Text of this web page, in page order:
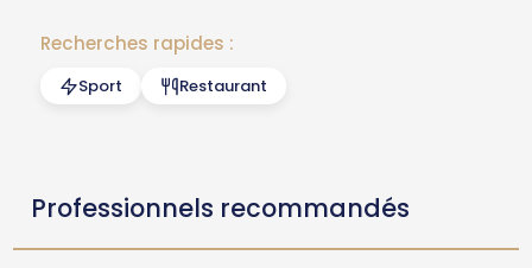
Recherches rapides :
Sport Restaurant
Professionnels recommandés